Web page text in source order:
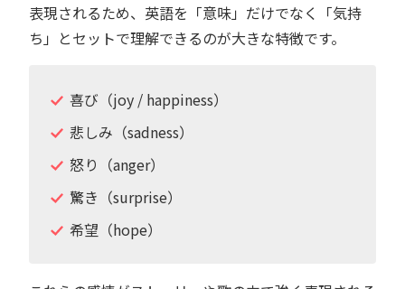
表現されるため、英語を「意味」だけでなく「気持
ち」とセットで理解できるのが大きな特徴です。
喜び（joy / happiness）
悲しみ（sadness）
怒り（anger）
驚き（surprise）
希望（hope）